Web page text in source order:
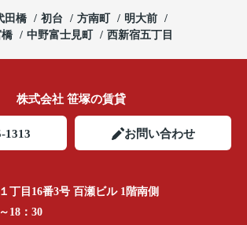
田橋 初台 方南町
明大前
中野富士見町 西新宿五丁目
株式会社 笹塚の賃貸
1313 お問い合わせ
丁目16番3号 百瀬ビル 1階南側
18：30